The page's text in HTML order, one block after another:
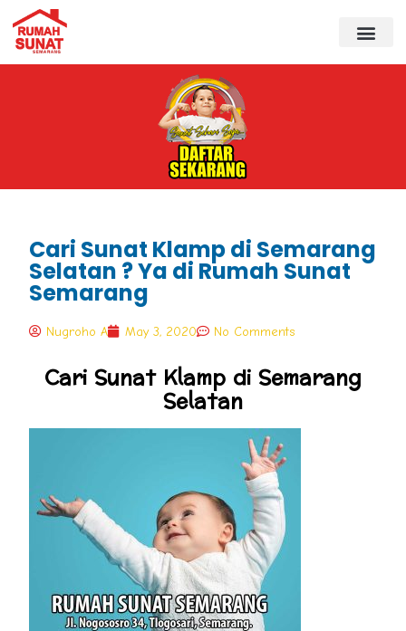
Cari Sunat Klamp di Semarang
Selatan ? Ya di Rumah Sunat
Semarang
Nugroho A May 3, 2020 No Comments
Cari Sunat Klamp di Semarang
Selatan